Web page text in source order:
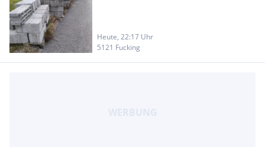
Heute, 22:17 Uhr
5121 Fucking